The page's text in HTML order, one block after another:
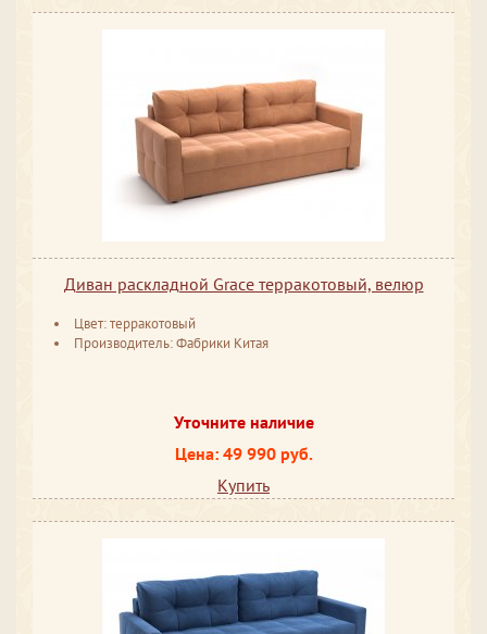
Диван раскладной Grace терракотовый, велюр
Цвет: терракотовый
Производитель: Фабрики Китая
Уточните наличие
Цена: 49 990 руб.
Купить